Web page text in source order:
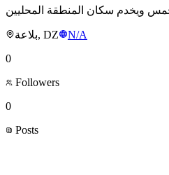
بلاعة, DZ
N/A
0
Followers
0
Posts